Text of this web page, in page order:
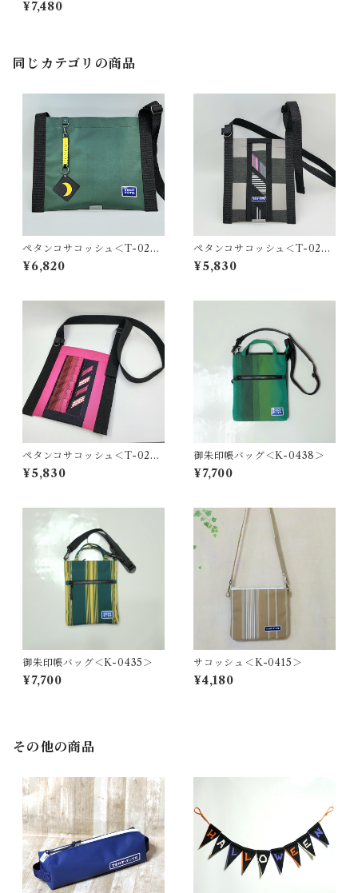
¥7,480
同じカテゴリの商品
ペタンコサコッシュ＜T-0280
＞
¥6,820
ペタンコサコッシュ＜T-0279
＞
¥5,830
ペタンコサコッシュ＜T-0278
＞
¥5,830
御朱印帳バッグ＜K-0438＞
¥7,700
御朱印帳バッグ＜K-0435＞
¥7,700
サコッシュ＜K-0415＞
¥4,180
その他の商品